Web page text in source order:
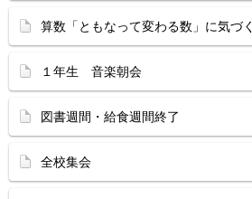
算数「ともなって変わる数」に気づく
１年生 音楽朝会
図書週間・給食週間終了
全校集会